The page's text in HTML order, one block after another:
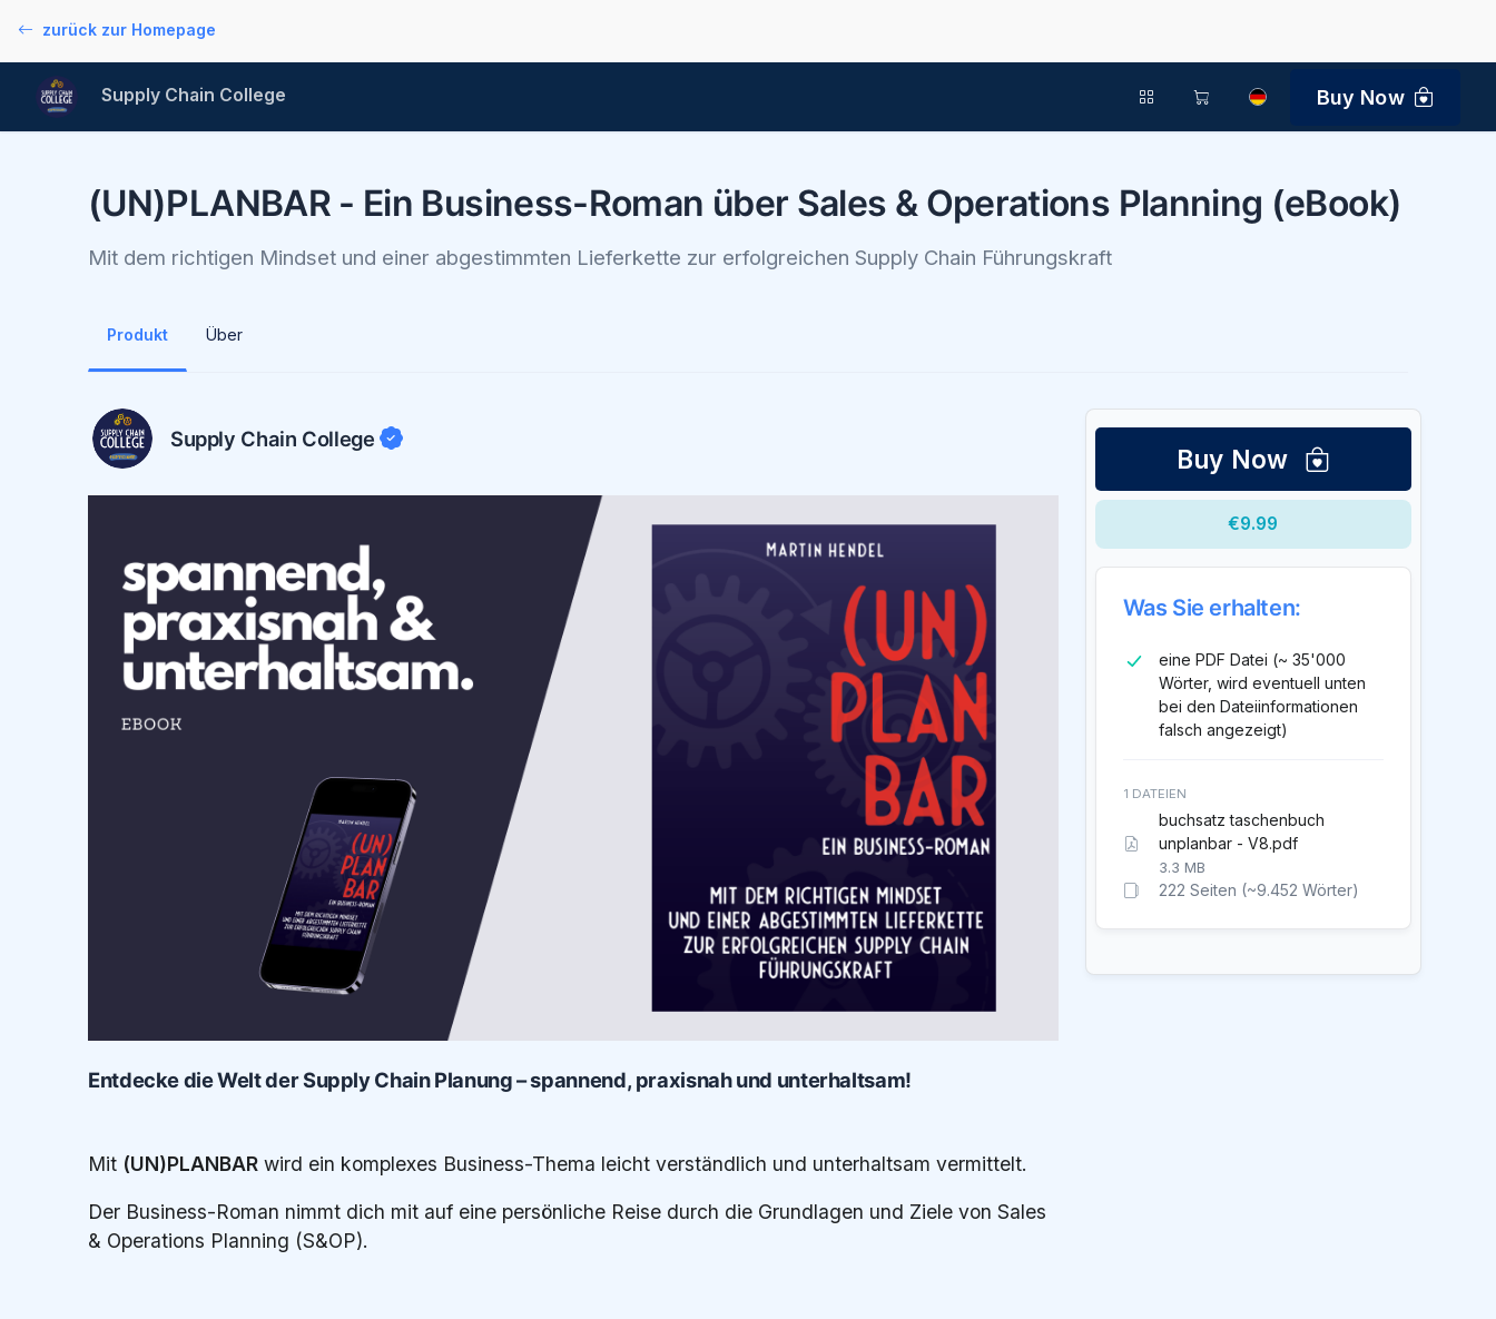
zurück zur Homepage
Supply Chain College Buy Now
(UN)PLANBAR - Ein Business-Roman über Sales & Operations Planning (eBook)
Mit dem richtigen Mindset und einer abgestimmten Lieferkette zur erfolgreichen Supply Chain Führungskraft
Produkt Über
Supply Chain College
Entdecke die Welt der Supply Chain Planung – spannend, praxisnah und unterhaltsam!
Mit (UN)PLANBAR wird ein komplexes Business-Thema leicht verständlich und unterhaltsam vermittelt.
Der Business-Roman nimmt dich mit auf eine persönliche Reise durch die Grundlagen und Ziele von Sales
& Operations Planning (S&OP).
Buy Now
€9.99
Was Sie erhalten:
eine PDF Datei (~ 35'000
Wörter, wird eventuell unten
bei den Dateiinformationen
falsch angezeigt)
1 DATEIEN
buchsatz taschenbuch
unplanbar - V8.pdf
3.3 MB
222 Seiten (~9.452 Wörter)